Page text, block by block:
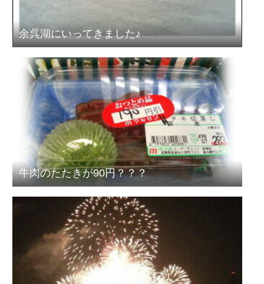
余呉湖にいってきました♪
牛肉のたたきが90円？？？